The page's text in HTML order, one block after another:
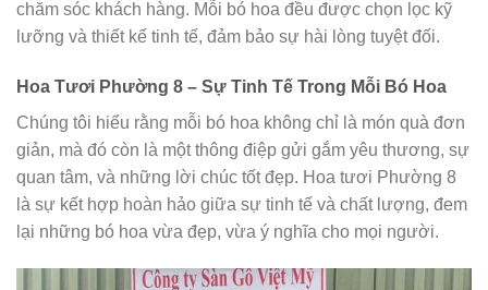
chăm sóc khách hàng. Mỗi bó hoa đều được chọn lọc kỹ
lưỡng và thiết kế tinh tế, đảm bảo sự hài lòng tuyệt đối.
Hoa Tươi Phường 8 – Sự Tinh Tế Trong Mỗi Bó Hoa
Chúng tôi hiểu rằng mỗi bó hoa không chỉ là món quà đơn
giản, mà đó còn là một thông điệp gửi gắm yêu thương, sự
quan tâm, và những lời chúc tốt đẹp. Hoa tươi Phường 8
là sự kết hợp hoàn hảo giữa sự tinh tế và chất lượng, đem
lại những bó hoa vừa đẹp, vừa ý nghĩa cho mọi người.